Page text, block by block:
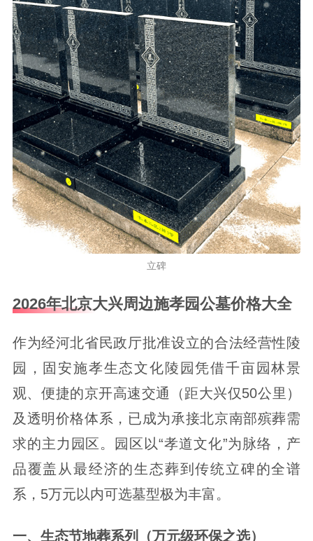
立碑
2026年北京大兴周边施孝园公墓价格大全
作为经河北省民政厅批准设立的合法经营性陵
园，固安施孝生态文化陵园凭借千亩园林景
观、便捷的京开高速交通（距大兴仅50公里）
及透明价格体系，已成为承接北京南部殡葬需
求的主力园区。园区以“孝道文化”为脉络，产
品覆盖从最经济的生态葬到传统立碑的全谱
系，5万元以内可选墓型极为丰富。
一、生态节地葬系列（万元级环保之选）